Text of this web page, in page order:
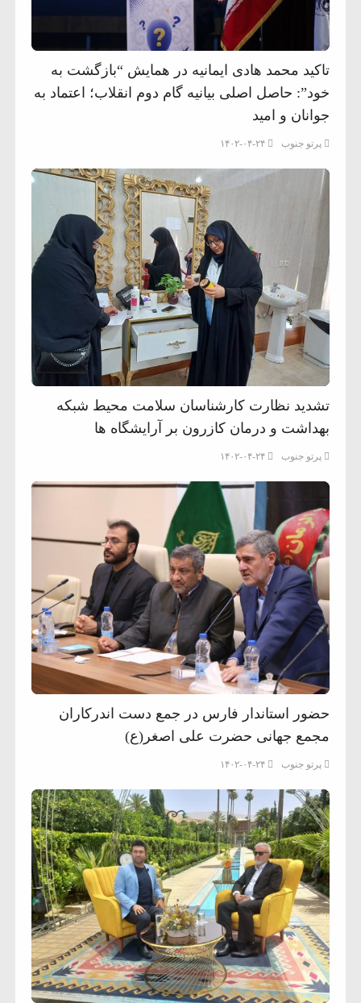
تاکید محمد هادی ایمانیه در همایش “بازگشت به
خود”: حاصل اصلی بیانیه گام دوم انقلاب؛ اعتماد به
جوانان و امید
پرتو جنوب ۱۴۰۲-۰۴-۲۴
تشدید نظارت کارشناسان سلامت محیط شبکه
بهداشت و درمان کازرون بر آرایشگاه ها
پرتو جنوب ۱۴۰۲-۰۴-۲۴
حضور استاندار فارس در جمع دست اندرکاران
مجمع جهانی حضرت علی اصغر(ع)
پرتو جنوب ۱۴۰۲-۰۴-۲۴